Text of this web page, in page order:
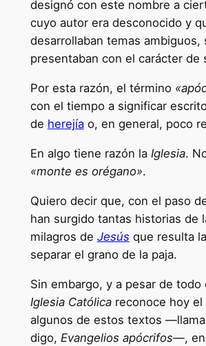
designó con este nombre a
cuyo autor era desconocido y
desarrollaban temas ambiguos,
presentaban con el carácter de
Por esta razón, el término
con el tiempo a significar
de herejíao, en general, poco
En algo tiene razón la Iglesia.
«monte es orégano».
Quiero decir que, con el paso
han surgido tantas historias de
milagros de Jesús que resulta
separar el grano de la paja.
Sin embargo, y a pesar de todo
Iglesia Católicareconoce hoy el
algunos de estos textos
digo, Evangelios apócrifos—, en